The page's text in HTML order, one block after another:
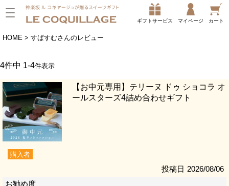
ギフトサービス マイページ カート
HOME すぱすむさんのレビュー
4件中 1-4件表示
【お中元専用】テリーヌ ドゥ ショコラ オ
ールスターズ4詰め合わせギフト
購入者
投稿日 2026/08/06